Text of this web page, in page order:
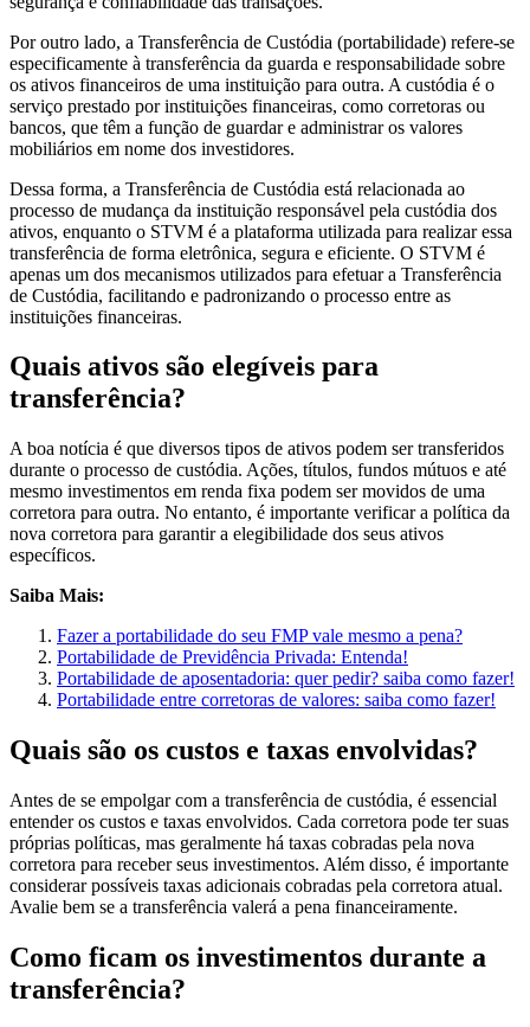
Por outro lado, a Transferência de Custódia (portabilidade) refere-se
especificamente à transferência da guarda e responsabilidade sobre
os ativos financeiros de uma instituição para outra. A custódia é o
serviço prestado por instituições financeiras, como corretoras ou
bancos, que têm a função de guardar e administrar os valores
mobiliários em nome dos investidores.
Dessa forma, a Transferência de Custódia está relacionada ao
processo de mudança da instituição responsável pela custódia dos
ativos, enquanto o STVM é a plataforma utilizada para realizar essa
transferência de forma eletrônica, segura e eficiente. O STVM é
apenas um dos mecanismos utilizados para efetuar a Transferência
de Custódia, facilitando e padronizando o processo entre as
instituições financeiras.
Quais ativos são elegíveis para
transferência?
A boa notícia é que diversos tipos de ativos podem ser transferidos
durante o processo de custódia. Ações, títulos, fundos mútuos e até
mesmo investimentos em renda fixa podem ser movidos de uma
corretora para outra. No entanto, é importante verificar a política da
nova corretora para garantir a elegibilidade dos seus ativos
específicos.
Saiba Mais:
Fazer a portabilidade do seu FMP vale mesmo a pena?
Portabilidade de Previdência Privada: Entenda!
Portabilidade de aposentadoria: quer pedir? saiba como fazer!
Portabilidade entre corretoras de valores: saiba como fazer!
Quais são os custos e taxas envolvidas?
Antes de se empolgar com a transferência de custódia, é essencial
entender os custos e taxas envolvidos. Cada corretora pode ter suas
próprias políticas, mas geralmente há taxas cobradas pela nova
corretora para receber seus investimentos. Além disso, é importante
considerar possíveis taxas adicionais cobradas pela corretora atual.
Avalie bem se a transferência valerá a pena financeiramente.
Como ficam os investimentos durante a
transferência?